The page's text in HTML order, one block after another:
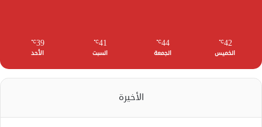
42
℃
الخميس
44
℃
الجمعة
41
℃
السبت
39
℃
الأحد
الأخيرة